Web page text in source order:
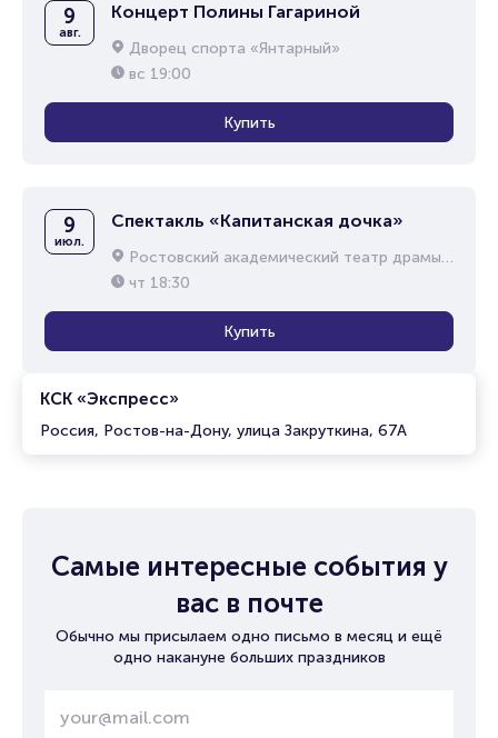
КСК «Экспресс»
Россия, Ростов-на-Дону, улица Закруткина, 67А
9
авг.
Концерт Полины Гагариной
Дворец спорта «Янтарный»
вс 19:00
Купить
9
июл.
Спектакль «Капитанская дочка»
Ростовский академический театр драмы им. М.Горького
чт 18:30
Купить
Самые интересные события у
вас в почте
Обычно мы присылаем одно письмо в месяц и ещё
одно накануне больших праздников